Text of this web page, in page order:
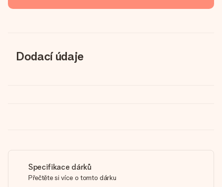
Dodací údaje
Specifikace dárků
Přečtěte si více o tomto dárku